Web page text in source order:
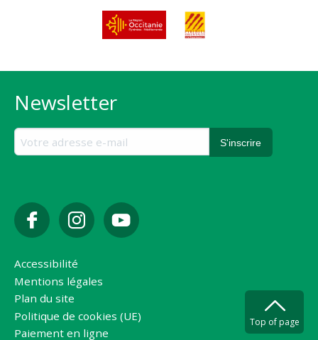
Newsletter
Accessibilité
Mentions légales
Plan du site
Politique de cookies (UE)
Paiement en ligne
Top of page